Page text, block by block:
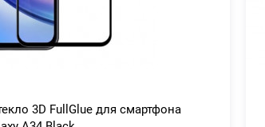
3D FullGlue для смартфона